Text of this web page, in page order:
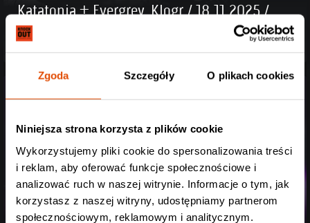
Zgoda Szczegóły O plikach cookies
Niniejsza strona korzysta z plików cookie
Wykorzystujemy pliki cookie do spersonalizowania treści
i reklam, aby oferować funkcje społecznościowe i
analizować ruch w naszej witrynie. Informacje o tym, jak
korzystasz z naszej witryny, udostępniamy partnerom
społecznościowym, reklamowym i analitycznym.
Katatonia + Evergrey, Klogr / 18.11.2025 /
"Progresja" Warszawa